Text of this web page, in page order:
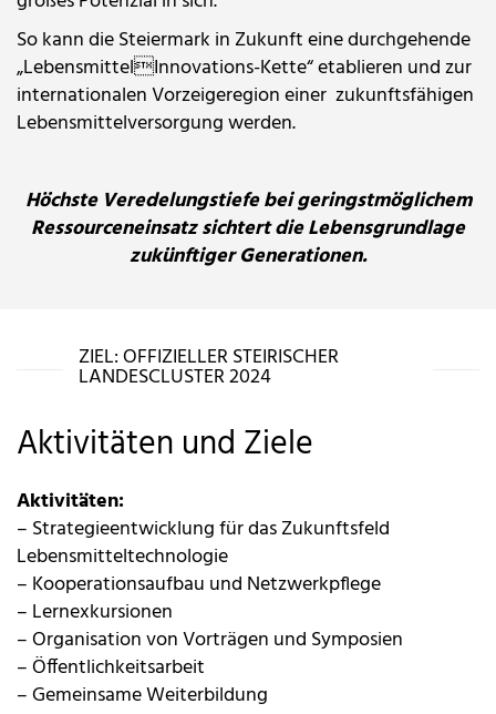
So kann die Steiermark in Zukunft eine durchgehende
„LebensmittelInnovations-Kette“ etablieren und zur
internationalen Vorzeigeregion einer zukunftsfähigen
Lebensmittelversorgung werden.
Höchste Veredelungstiefe bei geringstmöglichem
Ressourceneinsatz sichtert die Lebensgrundlage
zukünftiger Generationen.
ZIEL: OFFIZIELLER STEIRISCHER
LANDESCLUSTER 2024
Aktivitäten und Ziele
Aktivitäten:
– Strategieentwicklung für das Zukunftsfeld
Lebensmitteltechnologie
– Kooperationsaufbau und Netzwerkpflege
– Lernexkursionen
– Organisation von Vorträgen und Symposien
– Öffentlichkeitsarbeit
– Gemeinsame Weiterbildung